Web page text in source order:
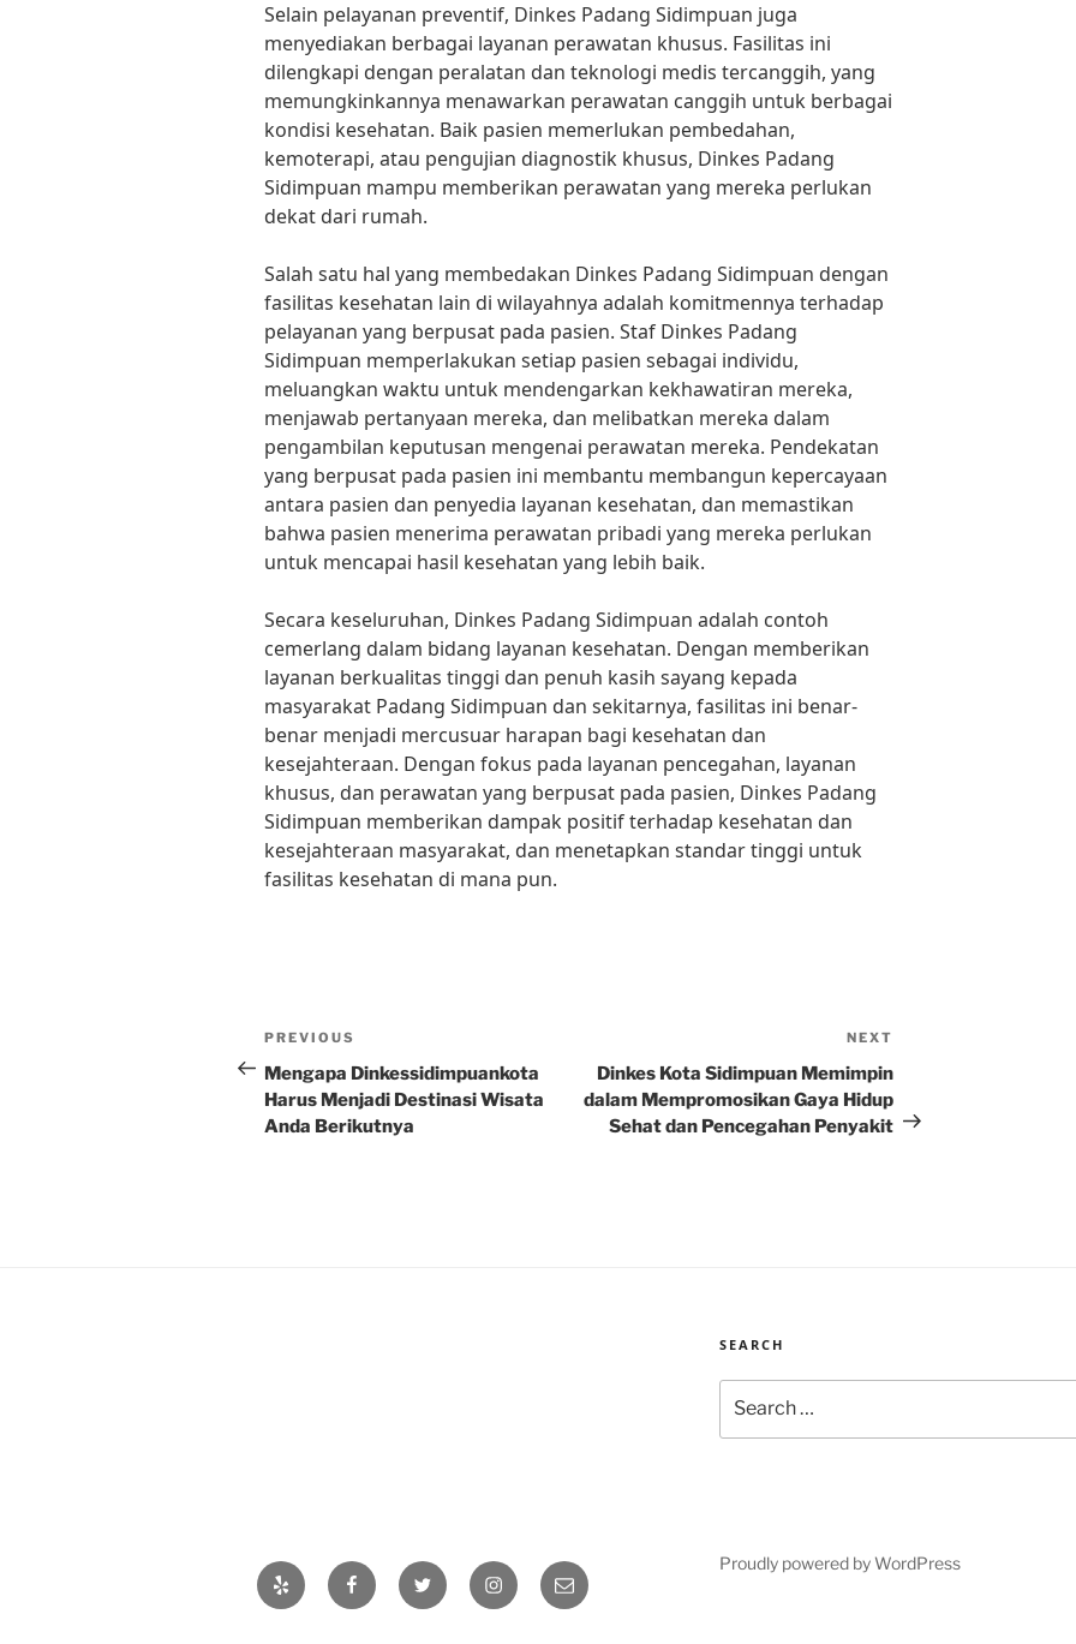
Selain pelayanan preventif, Dinkes Padang Sidimpuan juga
menyediakan berbagai layanan perawatan khusus. Fasilitas ini
dilengkapi dengan peralatan dan teknologi medis tercanggih, yang
memungkinkannya menawarkan perawatan canggih untuk berbagai
kondisi kesehatan. Baik pasien memerlukan pembedahan,
kemoterapi, atau pengujian diagnostik khusus, Dinkes Padang
Sidimpuan mampu memberikan perawatan yang mereka perlukan
dekat dari rumah.
Salah satu hal yang membedakan Dinkes Padang Sidimpuan dengan
fasilitas kesehatan lain di wilayahnya adalah komitmennya terhadap
pelayanan yang berpusat pada pasien. Staf Dinkes Padang
Sidimpuan memperlakukan setiap pasien sebagai individu,
meluangkan waktu untuk mendengarkan kekhawatiran mereka,
menjawab pertanyaan mereka, dan melibatkan mereka dalam
pengambilan keputusan mengenai perawatan mereka. Pendekatan
yang berpusat pada pasien ini membantu membangun kepercayaan
antara pasien dan penyedia layanan kesehatan, dan memastikan
bahwa pasien menerima perawatan pribadi yang mereka perlukan
untuk mencapai hasil kesehatan yang lebih baik.
Secara keseluruhan, Dinkes Padang Sidimpuan adalah contoh
cemerlang dalam bidang layanan kesehatan. Dengan memberikan
layanan berkualitas tinggi dan penuh kasih sayang kepada
masyarakat Padang Sidimpuan dan sekitarnya, fasilitas ini benar-
benar menjadi mercusuar harapan bagi kesehatan dan
kesejahteraan. Dengan fokus pada layanan pencegahan, layanan
khusus, dan perawatan yang berpusat pada pasien, Dinkes Padang
Sidimpuan memberikan dampak positif terhadap kesehatan dan
kesejahteraan masyarakat, dan menetapkan standar tinggi untuk
fasilitas kesehatan di mana pun.
Post
navigation
Previous
Post
PREVIOUS
Mengapa Dinkessidimpuankota
Harus Menjadi Destinasi Wisata
Anda Berikutnya
Post
NEXT
Dinkes Kota Sidimpuan Memimpin
dalam Mempromosikan Gaya Hidup
Sehat dan Pencegahan Penyakit
SEARCH
for:
Yelp FacebookTwitter InstagramEmail Proudly powered by WordPress